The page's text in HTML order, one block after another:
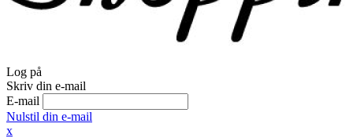
Log på
Skriv din e-mail
E-mail
Nulstil din e-mail
x